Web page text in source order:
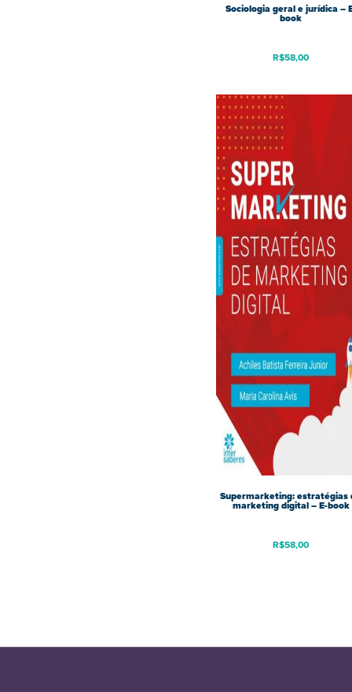
Sociologia geral e jurídica –
book
R$58,00
Supermarketing: estratégias
marketing digital – E-book
R$58,00